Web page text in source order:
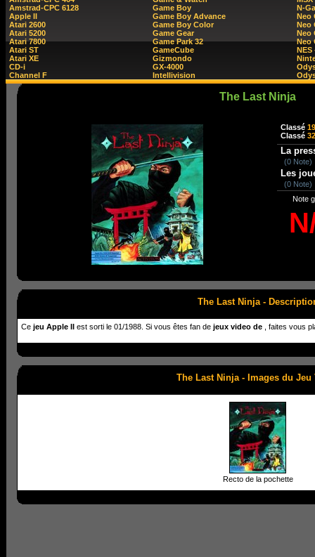
Amstrad-CPC 6128
Apple II
Atari 2600
Atari 5200
Atari 7800
Atari ST
Atari XE
CD-i
Channel F
Game Boy
Game Boy Advance
Game Boy Color
Game Gear
Game Park 32
GameCube
Gizmondo
GX-4000
Intellivision
N-
Neo
Neo
Neo
Neo
NES
The Last Ninja
Classé
Classé
La
(0 Note)
Les
(0 Note)
Note
The Last Ninja -
Ce jeu Apple IIest sorti le 01/1988. Si vous êtes fan de jeux video de , faites vous
The Last Ninja - Images du Jeu
Recto de la pochette